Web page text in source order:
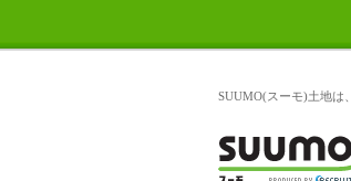
SUUMO(スーモ)土地は